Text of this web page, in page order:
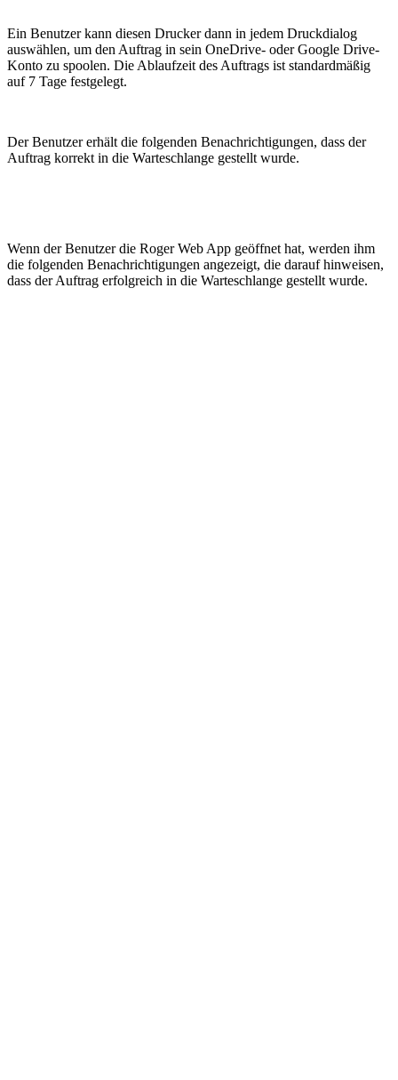
Ein Benutzer kann diesen Drucker dann in jedem Druckdialog
auswählen, um den Auftrag in sein OneDrive- oder Google Drive-
Konto zu spoolen. Die Ablaufzeit des Auftrags ist standardmäßig
auf 7 Tage festgelegt.
Der Benutzer erhält die folgenden Benachrichtigungen, dass der
Auftrag korrekt in die Warteschlange gestellt wurde.
Wenn der Benutzer die Roger Web App geöffnet hat, werden ihm
die folgenden Benachrichtigungen angezeigt, die darauf hinweisen,
dass der Auftrag erfolgreich in die Warteschlange gestellt wurde.